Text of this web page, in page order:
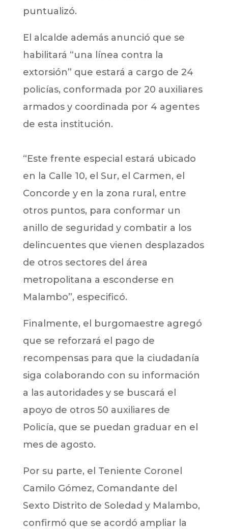
puntualizó.
El alcalde además anunció que se
habilitará “una línea contra la
extorsión” que estará a cargo de 24
policías, conformada por 20 auxiliares
armados y coordinada por 4 agentes
de esta institución.
“Este frente especial estará ubicado
en la Calle 10, el Sur, el Carmen, el
Concorde y en la zona rural, entre
otros puntos, para conformar un
anillo de seguridad y combatir a los
delincuentes que vienen desplazados
de otros sectores del área
metropolitana a esconderse en
Malambo”, especificó.
Finalmente, el burgomaestre agregó
que se reforzará el pago de
recompensas para que la ciudadanía
siga colaborando con su información
a las autoridades y se buscará el
apoyo de otros 50 auxiliares de
Policía, que se puedan graduar en el
mes de agosto.
Por su parte, el Teniente Coronel
Camilo Gómez, Comandante del
Sexto Distrito de Soledad y Malambo,
confirmó que se acordó ampliar la